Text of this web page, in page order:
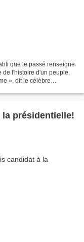
que le passé renseigne
de l'histoire d'un peuple,
», dit le célèbre
la présidentielle!